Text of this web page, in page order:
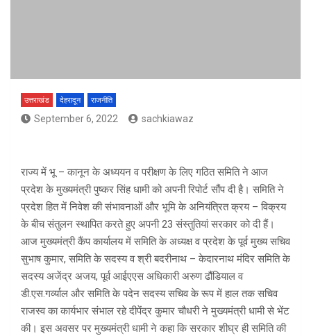
उत्तराखंड देहरादून राजनीति
September 6, 2022 sachkiawaz
राज्य में भू – कानून के अध्ययन व परीक्षण के लिए गठित समिति ने आज
प्रदेश के मुख्यमंत्री पुष्कर सिंह धामी को अपनी रिपोर्ट सौंप दी है। समिति ने
प्रदेश हित में निवेश की संभावनाओं और भूमि के अनियंत्रित क्रय – विक्रय
के बीच संतुलन स्थापित करते हुए अपनी 23 संस्तुतियां सरकार को दी हैं।
आज मुख्यमंत्री कैंप कार्यालय में समिति के अध्यक्ष व प्रदेश के पूर्व मुख्य सचिव
सुभाष कुमार, समिति के सदस्य व श्री बदरीनाथ – केदारनाथ मंदिर समिति के
सदस्य अजेंद्र अजय, पूर्व आईएएस अधिकारी अरुण ढौंडियाल व
डी.एस.गर्व्याल और समिति के पदेन सदस्य सचिव के रूप में हाल तक सचिव
राजस्व का कार्यभार संभाल रहे दीपेंद्र कुमार चौधरी ने मुख्यमंत्री धामी से भेंट
की। इस अवसर पर मुख्यमंत्री धामी ने कहा कि सरकार शीघ्र ही समिति की